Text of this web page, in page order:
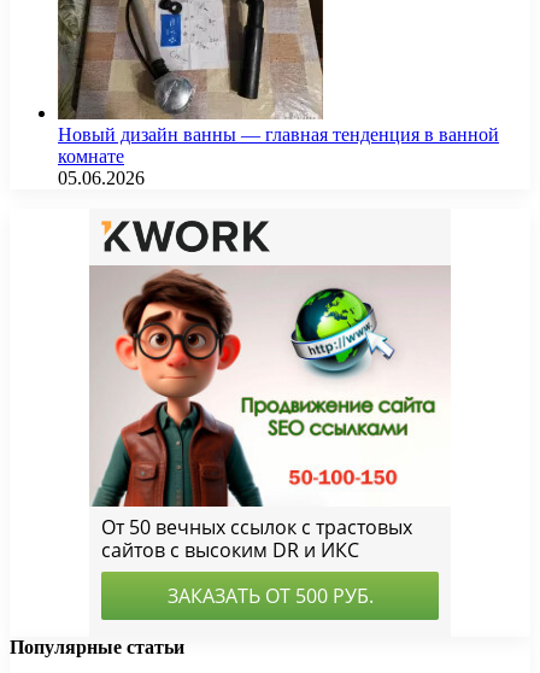
Новый дизайн ванны — главная тенденция в ванной
комнате
05.06.2026
Популярные статьи